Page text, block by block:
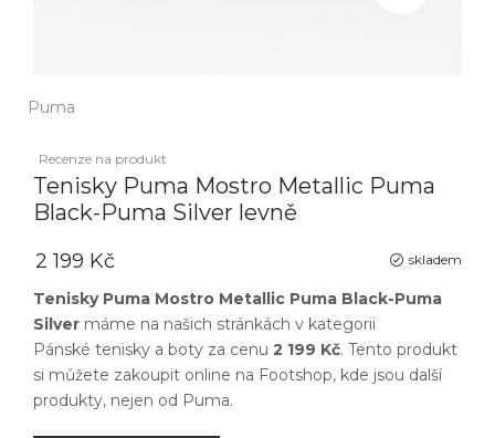
Puma
Recenze na produkt
Tenisky Puma Mostro Metallic Puma
Black-Puma Silver levně
skladem
2 199 Kč
Tenisky Puma Mostro Metallic Puma Black-Puma
Silver máme na našich stránkách v kategorii
Pánské tenisky a boty za cenu 2 199 Kč. Tento produkt
si můžete zakoupit online na Footshop, kde jsou další
produkty, nejen od Puma.